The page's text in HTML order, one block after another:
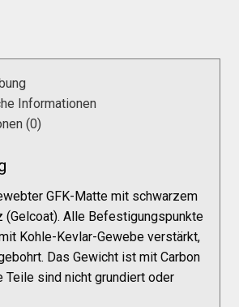
Sitzpolster
Informationen
(0)
GFK-Matte mit schwarzem
(Gelcoat). Alle Befestigungspunkte
Kohle-Kevlar-Gewebe verstärkt,
Das Gewicht ist mit Carbon
Teile sind nicht grundiert oder